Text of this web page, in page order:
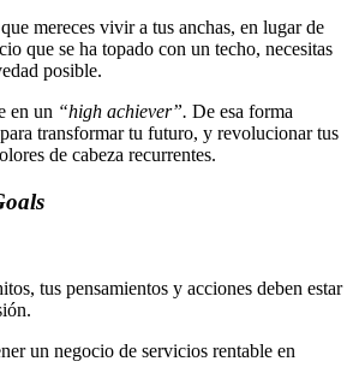
mereces vivir a tus anchas, en lugar de
que se ha topado con un techo, necesitas
posible.
en un “high achiever”. De esa forma
transformar tu futuro, y revolucionar tus
de cabeza recurrentes.
tus pensamientos y acciones deben estar
un negocio de servicios rentable en